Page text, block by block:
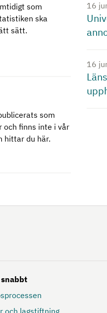
som
ska
sätt.
som
och finns inte i vår
hittar du här.
16
16
och lagstiftning